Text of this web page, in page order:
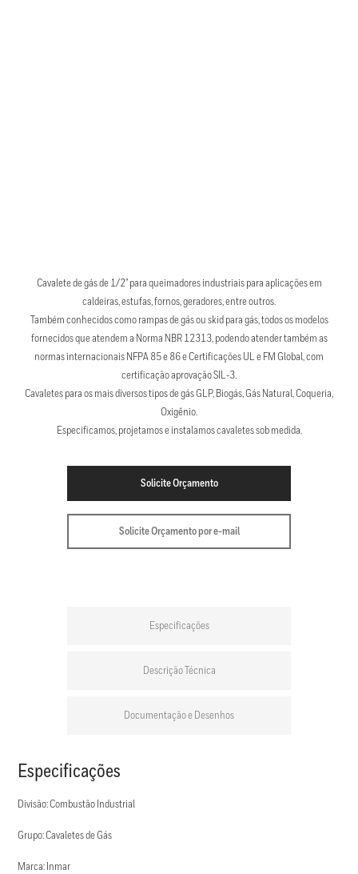
Cavalete de gás de 1/2" para queimadores industriais para aplicações em
caldeiras, estufas, fornos, geradores, entre outros.
Também conhecidos como rampas de gás ou skid para gás, todos os modelos
fornecidos que atendem a Norma NBR 12313, podendo atender também as
normas internacionais NFPA 85 e 86 e Certificações UL e FM Global, com
certificação aprovação SIL-3.
Cavaletes para os mais diversos tipos de gás GLP, Biogás, Gás Natural, Coqueria,
Oxigênio.
Especificamos, projetamos e instalamos cavaletes sob medida.
Solicite Orçamento
Solicite Orçamento por e-mail
Especificações
Descrição Técnica
Documentação e Desenhos
Especificações
Divisão: Combustão Industrial
Grupo: Cavaletes de Gás
Marca: Inmar